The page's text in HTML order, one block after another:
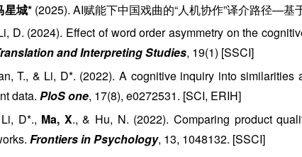
星城* (2025). AI赋能下中国戏曲的“人机协作”译介路径—
D. (2024). Effect of word order asymmetry on the
and Interpreting Studies, 19(1) [SSCI]
T., & Li, D*. (2022). A cognitive inquiry into
data. PloS one, 17(8), e0272531. [SCI, ERIH]
D*., Ma, X., & Hu, N. (2022). Comparing product
Frontiers in Psychology, 13, 1048132. [SSCI]